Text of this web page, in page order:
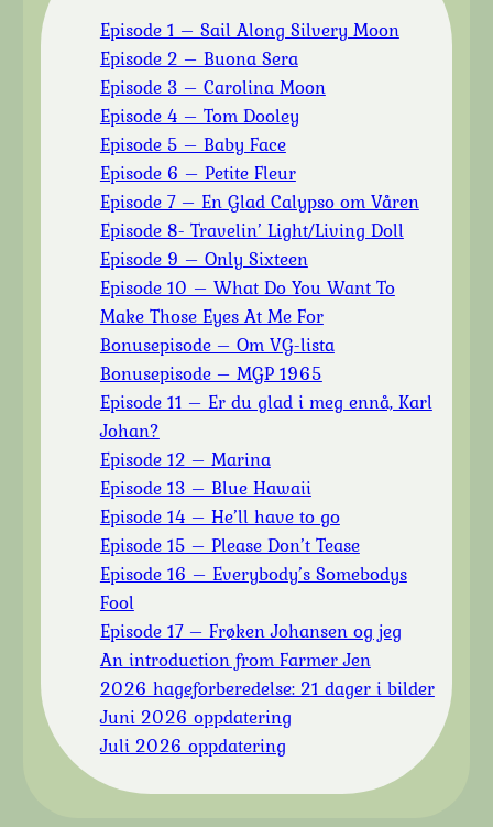
Episode 1 – Sail Along Silvery Moon
Episode 2 – Buona Sera
Episode 3 – Carolina Moon
Episode 4 – Tom Dooley
Episode 5 – Baby Face
Episode 6 – Petite Fleur
Episode 7 – En Glad Calypso om Våren
Episode 8- Travelin’ Light/Living Doll
Episode 9 – Only Sixteen
Episode 10 – What Do You Want To
Make Those Eyes At Me For
Bonusepisode – Om VG-lista
Bonusepisode – MGP 1965
Episode 11 – Er du glad i meg ennå, Karl
Johan?
Episode 12 – Marina
Episode 13 – Blue Hawaii
Episode 14 – He’ll have to go
Episode 15 – Please Don’t Tease
Episode 16 – Everybody’s Somebodys
Fool
Episode 17 – Frøken Johansen og jeg
An introduction from Farmer Jen
2026 hageforberedelse: 21 dager i bilder
Juni 2026 oppdatering
Juli 2026 oppdatering